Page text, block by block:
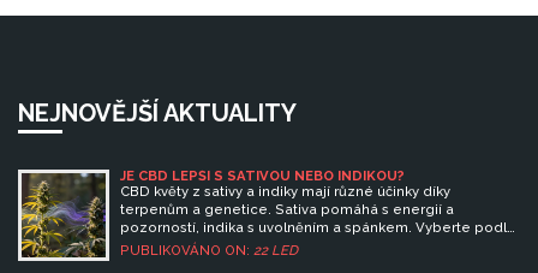
NEJNOVĚJŠÍ AKTUALITY
JE CBD LEPŠÍ S SATIVOU NEBO INDIKOU?
CBD květy z sativy a indiky mají různé účinky díky
terpenům a genetice. Sativa pomáhá s energií a
pozorností, indika s uvolněním a spánkem. Vyberte podle
toho, co potřebujete právě teď.
PUBLIKOVÁNO ON: 22 LED